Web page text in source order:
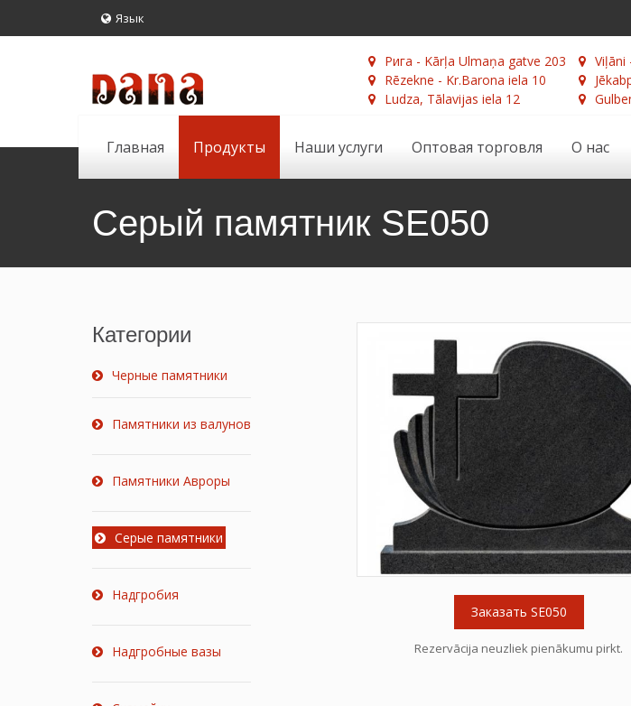
Язык
Рига - Kārļa Ulmaņa gatve 203
Rēzekne - Kr.Barona iela 10
Ludza, Tālavijas iela 12
Viļāni
Главная Продукты Наши услуги Оптовая торговля О нас
Серый памятник SE050
Категории
Черные памятники
Памятники из валунов
Памятники Авроры
Серые памятники
Надгробия
Надгробные вазы
Заказать SE050
Rezervācija neuzliek pienākumu pirkt.